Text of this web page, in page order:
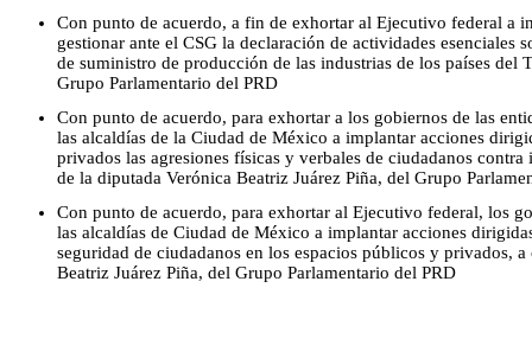
Con punto de acuerdo, a fin de exhortar al Ejecutivo federal a
gestionar ante el CSG la declaración de actividades esenciales
de suministro de producción de las industrias de los países del
Grupo Parlamentario del PRD
Con punto de acuerdo, para exhortar a los gobiernos de las
las alcaldías de la Ciudad de México a implantar acciones
privados las agresiones físicas y verbales de ciudadanos
de la diputada Verónica Beatriz Juárez Piña, del Grupo
Con punto de acuerdo, para exhortar al Ejecutivo federal, los
las alcaldías de Ciudad de México a implantar acciones
seguridad de ciudadanos en los espacios públicos y privados,
Beatriz Juárez Piña, del Grupo Parlamentario del PRD